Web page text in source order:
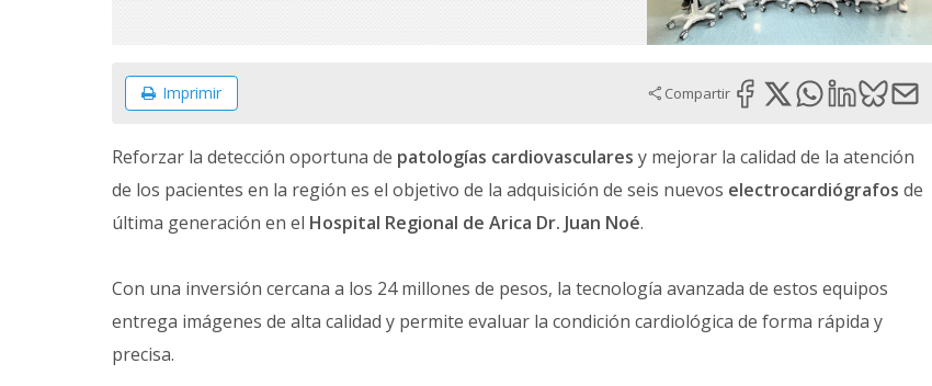
Imprimir Compartir
Reforzar la detección oportuna de patologías cardiovasculares y mejorar la calidad de la atención
de los pacientes en la región es el objetivo de la adquisición de seis nuevos electrocardiógrafos de
última generación en el Hospital Regional de Arica Dr. Juan Noé.
Con una inversión cercana a los 24 millones de pesos, la tecnología avanzada de estos equipos
entrega imágenes de alta calidad y permite evaluar la condición cardiológica de forma rápida y
precisa.